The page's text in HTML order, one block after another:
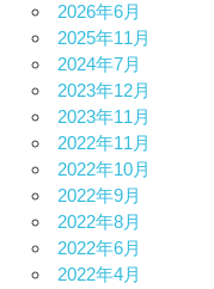
2026年6月
2025年11月
2024年7月
2023年12月
2023年11月
2022年11月
2022年10月
2022年9月
2022年8月
2022年6月
2022年4月